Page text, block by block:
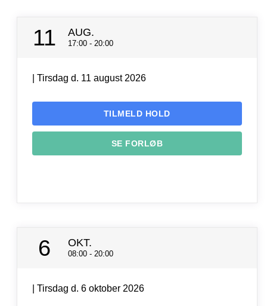
11 AUG.
17:00 - 20:00
| Tirsdag d. 11 august 2026
TILMELD HOLD
SE FORLØB
6 OKT.
08:00 - 20:00
| Tirsdag d. 6 oktober 2026